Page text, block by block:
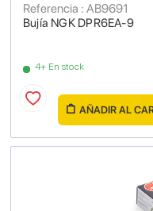
Bujía NGK DPR6EA-9
Referencia : AB9691
4+ En stock
AÑADIR AL